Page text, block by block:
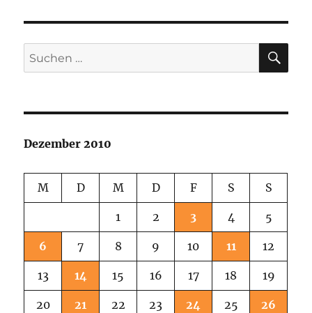
Suchen
nach:
Dezember 2010
M D M D F S S
1 2 3 4 5
6 7 8 9 10 11 12
13 14 15 16 17 18 19
20 21 22 23 24 25 26